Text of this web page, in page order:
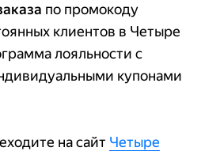
по промокоду
клиентов в Четыре
лояльности с
купонами
на сайт Четыре